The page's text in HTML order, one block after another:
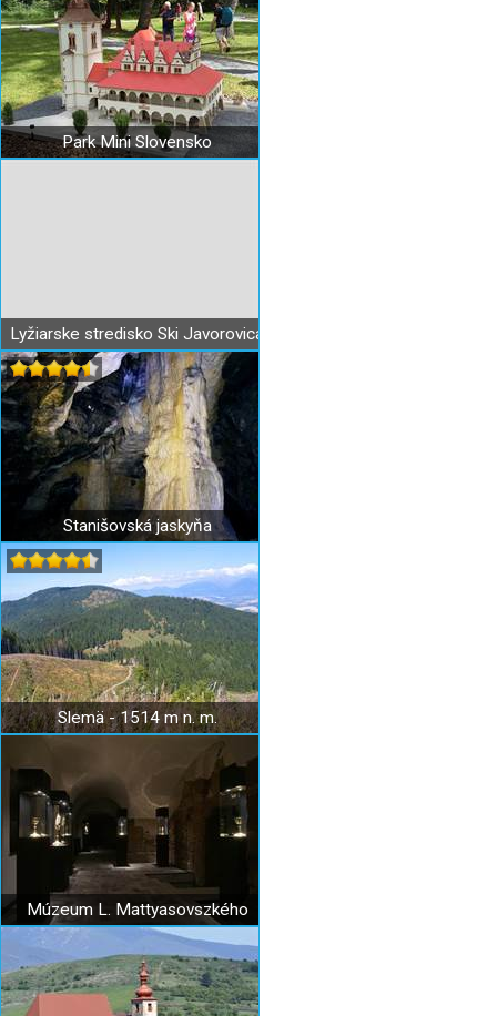
Park Mini Slovensko
Lyžiarske stredisko Ski Javorovica
Stanišovská jaskyňa
Slemä - 1514 m n. m.
Múzeum L. Mattyasovszkého